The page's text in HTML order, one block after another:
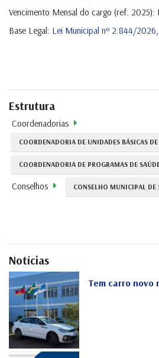
Vencimento Mensal do cargo (ref. 2025):
Base Legal: Lei Municipal nº 2.844/
Estrutura
Coordenadorias
COORDENADORIA DE UNIDADES BÁSICAS
COORDENADORIA DE PROGRAMAS DE
Conselhos CONSELHO MUNICIPAL DE
Notícias
Tem carro novo